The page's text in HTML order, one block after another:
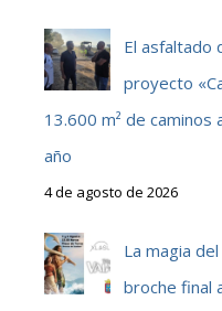
El asfaltado
proyecto
13.600 m² de
año
4 de agosto de 2026
La magia
broche final